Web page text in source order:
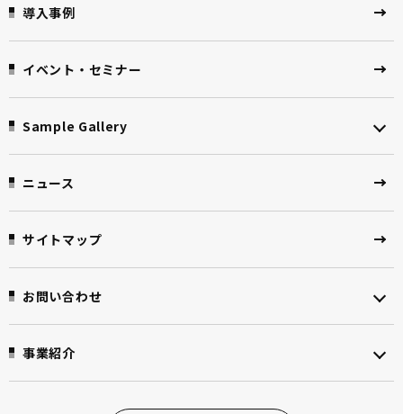
導入事例
イベント・セミナー
Sample Gallery
ニュース
サイトマップ
お問い合わせ
事業紹介